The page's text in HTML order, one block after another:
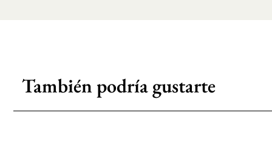
También podría gustarte